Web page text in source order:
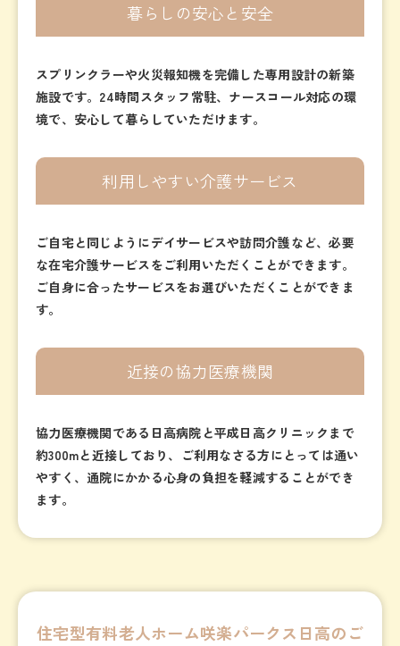
暮らしの安心と安全
スプリンクラーや火災報知機を完備した専用設計の新築
施設です。24時間スタッフ常駐、ナースコール対応の環
境で、安心して暮らしていただけます。
利用しやすい介護サービス
ご自宅と同じようにデイサービスや訪問介護など、必要
な在宅介護サービスをご利用いただくことができます。
ご自身に合ったサービスをお選びいただくことができま
す。
近接の協力医療機関
協力医療機関である日高病院と平成日高クリニックまで
約300mと近接しており、ご利用なさる方にとっては通い
やすく、通院にかかる心身の負担を軽減することができ
ます。
住宅型有料老人ホーム咲楽パークス日高のご